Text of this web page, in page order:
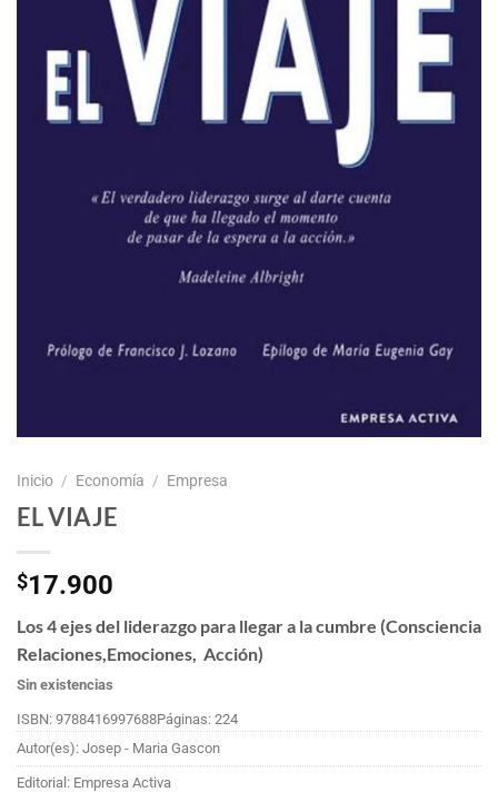
Inicio / Economía / Empresa
EL VIAJE
$17.900
Los 4 ejes del liderazgo para llegar a la cumbre (Consciencia
Relaciones,Emociones, Acción)
Sin existencias
ISBN: 9788416997688Páginas: 224
Autor(es): Josep - Maria Gascon
Editorial: Empresa Activa